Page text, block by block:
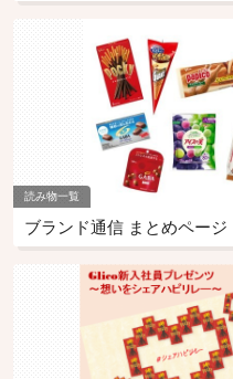
読み物一覧
ブランド通信 まとめページ